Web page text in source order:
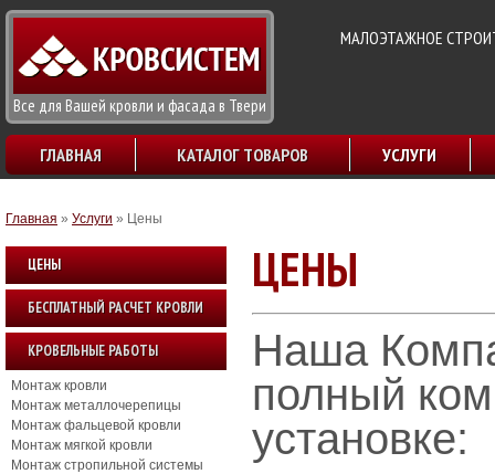
Все для Вашей кровли и фасада в Твери
МАЛОЭТАЖНОЕ
ГЛАВНАЯ КАТАЛОГ ТОВАРОВ УСЛУГИ
Главная » Услуги » Цены
ЦЕНЫ
БЕСПЛАТНЫЙ РАСЧЕТ КРОВЛИ
КРОВЕЛЬНЫЕ РАБОТЫ
Монтаж кровли
Монтаж металлочерепицы
Монтаж фальцевой кровли
Монтаж мягкой кровли
Монтаж стропильной системы
ЦЕНЫ
Наша
полный
установке: